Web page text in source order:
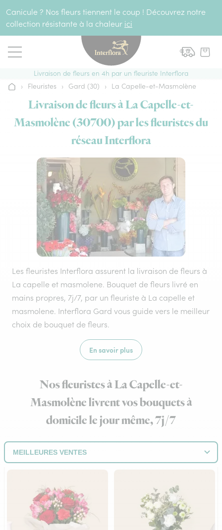
Canicule ? Nos fleurs tiennent le coup ! Découvrez notre
collection résistante à la chaleur ici
Livraison de fleurs en 4h par un fleuriste Interflora
Accueil
› Fleuristes › Gard (30) › La Capelle-et-Masmolène
Livraison de fleurs à La Capelle-et-
Masmolène (30700) par les fleuristes du
réseau Interflora
Les fleuristes Interflora assurent la livraison de fleurs à
La capelle et masmolene. Bouquet de fleurs livré en
mains propres, 7j/7, par un fleuriste à La capelle et
masmolene. Interflora Gard vous guide vers le meilleur
choix de bouquet de fleurs.
En savoir plus
Nos fleuristes à La Capelle-et-
Masmolène livrent vos bouquets à
domicile le jour même, 7j/7